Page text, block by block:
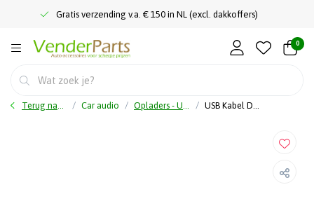
Gratis verzending v.a. € 150 in NL (excl. dakkoffers)
0
Terug naar home Car audio Opladers - USB kabels - Omvormers USB Kabel Diverse modellen Audi MMI -> USB